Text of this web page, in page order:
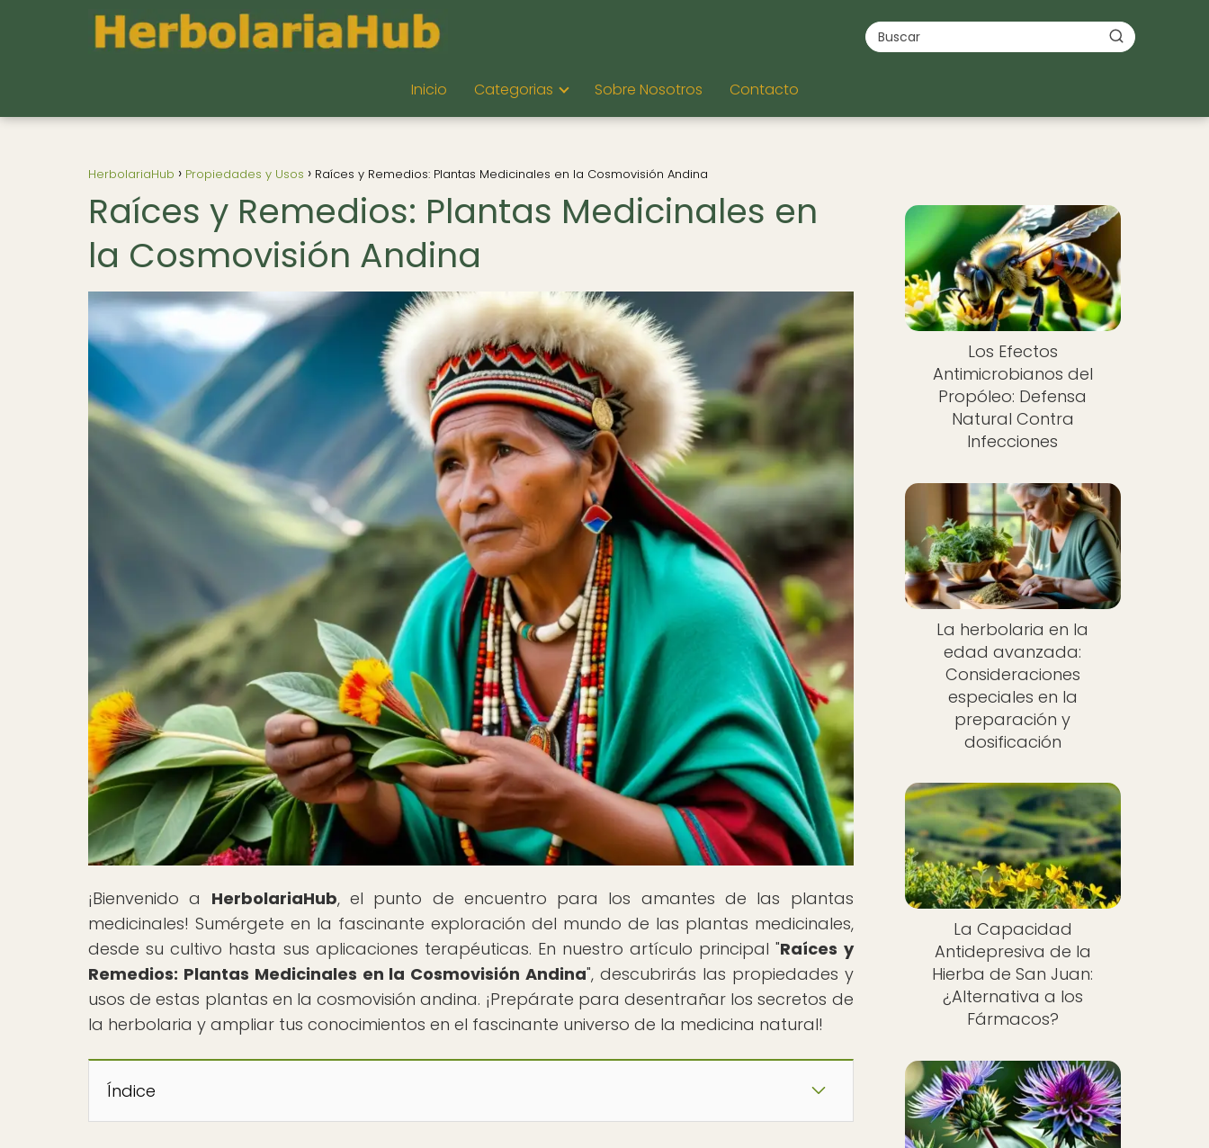
Inicio Categorias Sobre Nosotros Contacto
HerbolariaHub Propiedades y Usos Raíces y Remedios: Plantas Medicinales en la Cosmovisión Andina
Raíces y Remedios: Plantas Medicinales en
la Cosmovisión Andina
¡Bienvenido a HerbolariaHub, el punto de encuentro para los amantes de las plantas
medicinales! Sumérgete en la fascinante exploración del mundo de las plantas medicinales,
desde su cultivo hasta sus aplicaciones terapéuticas. En nuestro artículo principal "Raíces y
Remedios: Plantas Medicinales en la Cosmovisión Andina", descubrirás las propiedades y
usos de estas plantas en la cosmovisión andina. ¡Prepárate para desentrañar los secretos de
la herbolaria y ampliar tus conocimientos en el fascinante universo de la medicina natural!
Índice
Los Efectos
Antimicrobianos del
Propóleo: Defensa
Natural Contra
Infecciones
La herbolaria en la
edad avanzada:
Consideraciones
especiales en la
preparación y
dosificación
La Capacidad
Antidepresiva de la
Hierba de San Juan:
¿Alternativa a los
Fármacos?